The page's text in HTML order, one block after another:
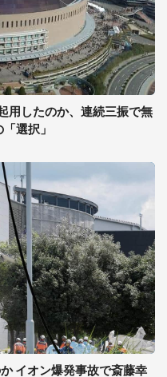
用したのか、連続三振で無
選択」
イオン爆発事故で斎藤幸